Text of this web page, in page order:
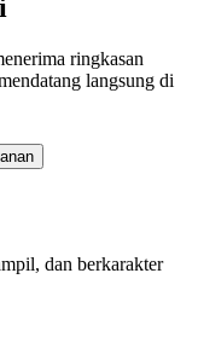
ringkasan
langsung di
dan berkarakter